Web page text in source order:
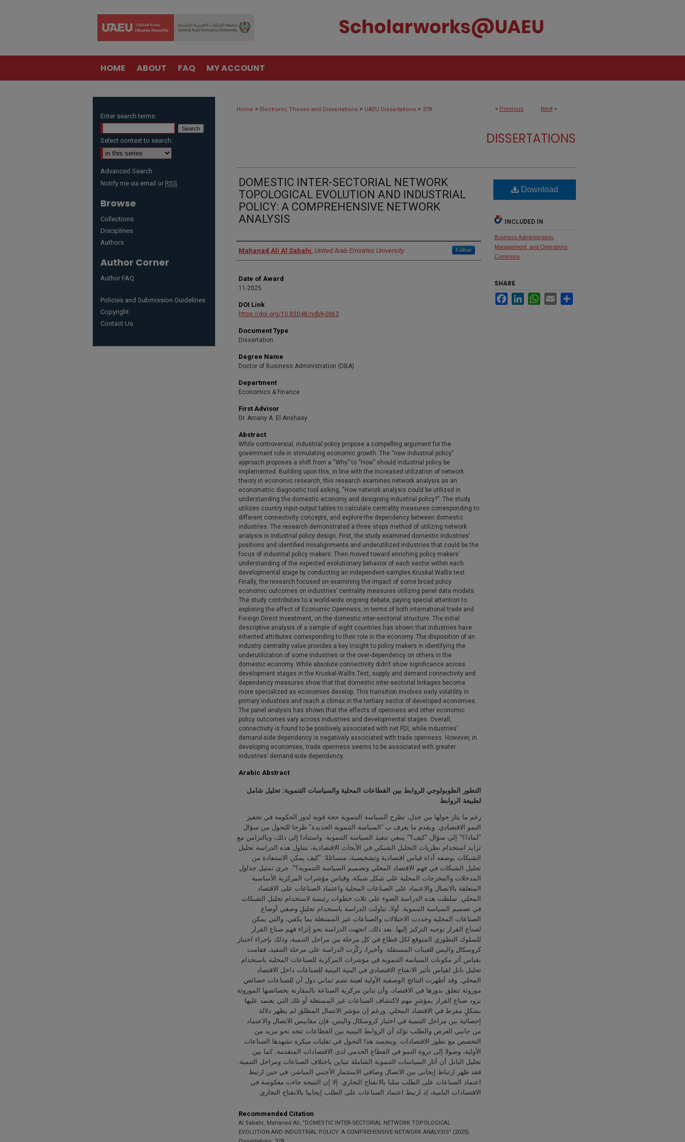
HOME ABOUT FAQ MY ACCOUNT
< Previous Next >
Home > Electronic Theses and Dissertations > UAEU Dissertations > 378
DISSERTATIONS
DOMESTIC INTER-SECTORIAL NETWORK
TOPOLOGICAL EVOLUTION AND INDUSTRIAL
POLICY: A COMPREHENSIVE NETWORK
ANALYSIS
Author
Mahanad Ali Al Sabahi, United Arab Emirates University Follow
Date of Award
11-2025
DOI Link
https://doi.org/10.83048/ndb9-0b63
Document Type
Dissertation
Degree Name
Doctor of Business Administration (DBA)
Department
Economics & Finance
First Advisor
Dr. Amany A. El Anshasy
Abstract
While controversial, industrial policy propose a compelling argument for the
government role in stimulating economic growth. The “new industrial policy”
approach proposes a shift from a “Why” to “How” should industrial policy be
implemented. Building upon this, in line with the increased utilization of network
theory in economic research, this research examines network analysis as an
econometric diagnostic tool asking, “How network analysis could be utilized in
understanding the domestic economy and designing industrial policy?”. The study
utilizes country input-output tables to calculate centrality measures corresponding to
different connectivity concepts, and explore the dependency between domestic
industries. The research demonstrated a three steps method of utilizing network
analysis in industrial policy design. First, the study examined domestic industries’
positions and identified misalignments and underutilized industries that could be the
focus of industrial policy makers. Then moved toward enriching policy makers’
understanding of the expected evolutionary behavior of each sector within each
developmental stage by conducting an independent-samples Kruskal Wallis test.
Finally, the research focused on examining the impact of some broad policy
economic outcomes on industries’ centrality measures utilizing panel data models.
The study contributes to a world-wide ongoing debate, paying special attention to
exploring the effect of Economic Openness, in terms of both international trade and
Foreign Direct Investment, on the domestic inter-sectorial structure. The initial
descriptive analysis of a sample of eight countries has shown that industries have
inherited attributes corresponding to their role in the economy. The disposition of an
industry centrality value provides a key insight to policy makers in identifying the
underutilization of some industries or the over-dependency on others in the
domestic economy. While absolute connectivity didn’t show significance across
development stages in the Kruskal-Wallis Test, supply and demand connectivity and
dependency measures show that that domestic inter-sectorial linkages become
more specialized as economies develop. This transition involves early volatility in
primary industries and reach a climax in the tertiary sector of developed economies.
The panel analysis has shown that the effects of openness and other economic
policy outcomes vary across industries and developmental stages. Overall,
connectivity is found to be positively associated with net FDI, while industries’
demand-side dependency is negatively associated with trade openness. However, in
developing economies, trade openness seems to be associated with greater
industries’ demand-side dependency.
Arabic Abstract
التطور الطوبولوجي للروابط بين القطاعات المحلية والسياسات التنموية: تحليل شامل
لطبيعة الروابط
رغم ما يثار حولها من جدل، تطرح السياسة التنموية حجة قوية لدور الحكومة في تحفيز
النمو الاقتصادي. ويقدم ما يعرف ب “السياسة التنموية الجديدة" طرحا للتحول من سؤال
"لماذا؟" إلى سؤال "كيف؟" ينبغي تنفيذ السياسة التنموية. واستنادا إلى ذلك، وبالتزامن مع
تزايد استخدام نظريات التحليل الشبكي في الأبحاث الاقتصادية، تتناول هذه الدراسة تحليل
الشبكات بوصفه أداة قياس اقتصادية وتشخيصية، متسائلةً: "كيف يمكن الاستفادة من
تحليل الشبكات في فهم الاقتصاد المحلي وتصميم السياسة التنموية؟". جرى تمثيل جداول
المدخلات والمخرجات المحلية على شكل شبكة، وقياس مؤشرات المركزية الأساسية
المتعلقة بالاتصال والاعتماد على الصناعات المحلية واعتماد الصناعات على الاقتصاد
المحلي. سلطت هذه الدراسة الضوء على ثلاث خطوات رئيسة لاستخدام تحليل الشبكات
في تصميم السياسة التنموية. أولا، تناولت الدراسة باستخدام تحليلٍ وصفي أوضاع
الصناعات المحلية وحددت الاختلالات والصناعات غير المستغلة بما يكفي، والتي يمكن
لصناع القرار توجيه التركيز إليها. بعد ذلك، اتجهت الدراسة نحو إثراء فهم صناع القرار
للسلوك التطوري المتوقع لكل قطاع في كل مرحلة من مراحل التنمية، وذلك بإجراء اختبار
كروسكال واليس للعينات المستقلة. وأخيرا، ركّزت الدراسة على مرحلة التنفيذ، فقامت
بقياس أثر مكونات السياسة التنموية في مؤشرات المركزية للصناعات المحلية باستخدام
تحليل بانل لقياس تأثير الانفتاح الاقتصادي في البنية البينية للصناعات داخل الاقتصاد
المحلي. وقد أظهرت النتائج الوصفية الأولية لعينة تضم ثماني دول أن للصناعات خصائص
موروثة تتعلق بدورها في الاقتصاد، وأن تباين مركزية الصناعة بالمقارنة بخصائصها الموروثة
يزود صناع القرار بمؤشرٍ مهم لاكتشاف الصناعات غير المستغلة أو تلك التي يعتمد عليها
بشكلٍ مفرط في الاقتصاد المحلي. ورغم إن مؤشر الاتصال المطلق لم يظهر دلالة
إحصائية بين مراحل التنمية في اختبار كروسكال واليس، فإن مقاييس الاتصال والاعتماد
من جانبي العرض والطلب تؤكد أن الروابط البينية بين القطاعات تتجه نحو مزيد من
التخصص مع تطور الاقتصادات. ويتجسد هذا التحول في تقلبات مبكرة تشهدها الصناعات
الأولية، وصولا إلى ذروة النمو في القطاع الخدمي لدى الاقتصادات المتقدمة. كما بين
تحليل البانل أن آثار السياسات التنموية الشاملة تتباين باختلاف الصناعات ومراحل التنمية.
فقد ظهر ارتباط إيجابي بين الاتصال وصافي الاستثمار الأجنبي المباشر، في حين ارتبط
اعتماد الصناعات على الطلب سلبا بالانفتاح التجاري. إلا إن النتيجة جاءت معكوسة في
الاقتصادات النامية، إذ ارتبط اعتماد الصناعات على الطلب إيجابيا بالانفتاح التجاري.
Recommended Citation
Al Sabahi, Mahanad Ali, "DOMESTIC INTER-SECTORIAL NETWORK TOPOLOGICAL
EVOLUTION AND INDUSTRIAL POLICY: A COMPREHENSIVE NETWORK ANALYSIS" (2025).
Download
INCLUDED IN
Business Administration,
Management, and Operations
Commons
SHARE
FacebookLinkedInWhatsApp
Email
Enter search terms:
Select context to search:
Advanced Search
Notify me via email or RSS
Browse
Collections
Disciplines
Authors
Author Corner
Author FAQ
Policies and Submission Guidelines
Copyright
Contact Us